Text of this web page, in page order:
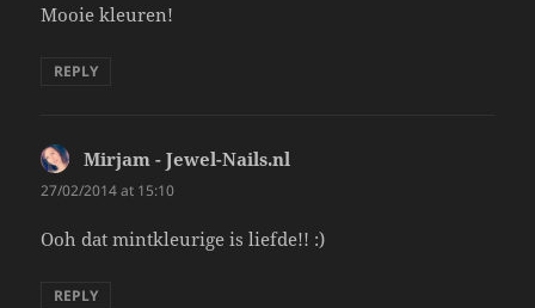
Mooie kleuren!
REPLY
Mirjam - Jewel-Nails.nl
27/02/2014 at 15:10
Ooh dat mintkleurige is liefde!! :)
REPLY